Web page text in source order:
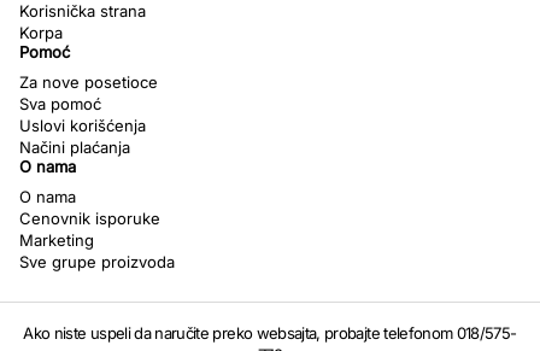
Korisnička strana
Korpa
Pomoć
Za nove posetioce
Sva pomoć
Uslovi korišćenja
Načini plaćanja
O nama
O nama
Cenovnik isporuke
Marketing
Sve grupe proizvoda
Ako niste uspeli da naručite preko websajta, probajte telefonom 018/575-